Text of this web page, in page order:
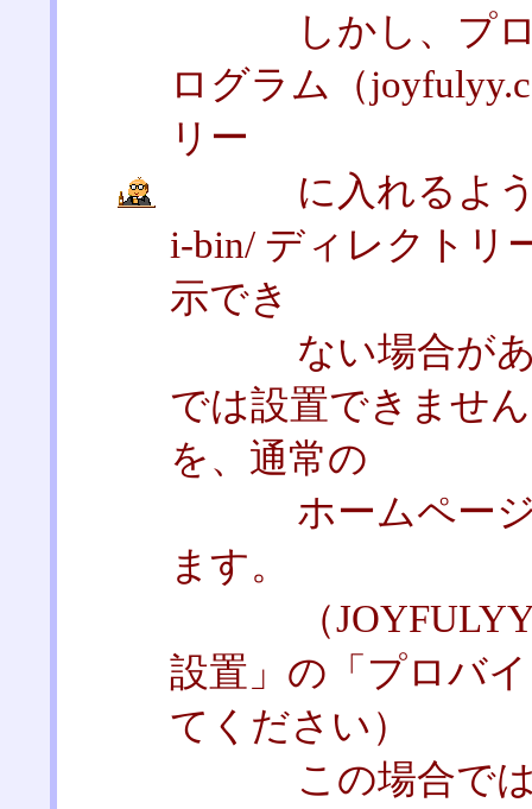
しかし、プロバ
ログラム（
リー
に入れるように
i-bin/ ディレクトリ
示でき
ない場合があり
では設置できませ
を、通常の
ホームページを
ます。
（JOYFULYYの
設置」の「プロバ
てください）
この場合では、